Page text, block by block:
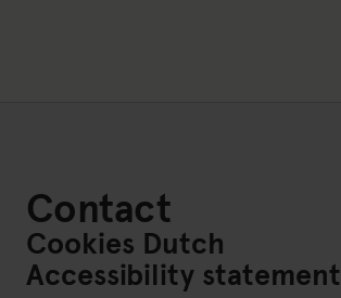
Contact
Cookies Dutch
Accessibility statement